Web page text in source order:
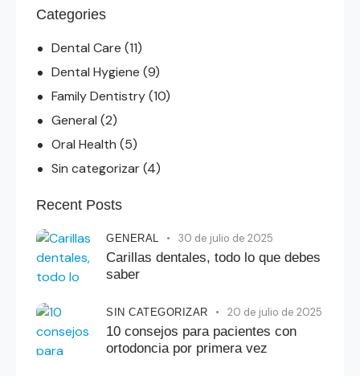
Categories
Dental Care (11)
Dental Hygiene (9)
Family Dentistry(10)
General (2)
Oral Health (5)
Sin categorizar(4)
Recent Posts
GENERAL 30 de julio de 2025
Carillas dentales, todo lo que debes
saber
SIN CATEGORIZAR 20 de julio de 2025
10 consejos para pacientes con
ortodoncia por primera vez